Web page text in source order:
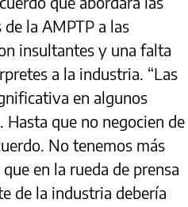
la AMPTP a las
insultantes y una falta
a la industria. “Las
en algunos
que no negocien de
No tenemos más
en la rueda de prensa
de la industria debería